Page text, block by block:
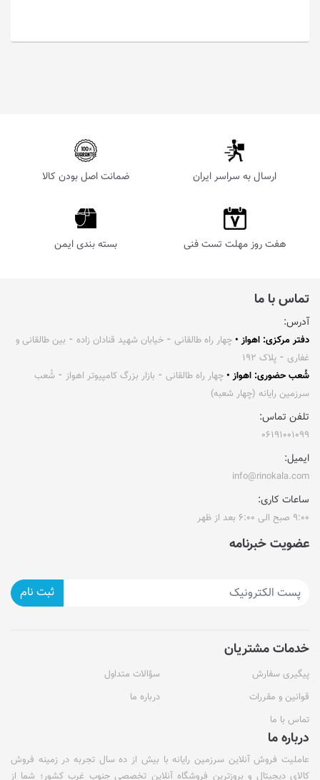
ارسال به سراسر ایران ضمانت اصل بودن کالا
هفت روز مهلت تست فنی بسته بندی ایمن
تماس با ما
آدرس:
دفتر مرکزی: اهواز • چهار راه طالقانی ⁃ خیابان شهید قنادان زاده ⁃ بین طالقانی و
غفاری ⁃ پلاک ۱۹۲
شُعب حضوری: اهواز • چهار راه طالقانی ⁃ بازار بزرگ کامپیوتر اهواز ⁃ شُعب
سرزمین رایانه (چهار شعبه)
تلفن تماس:
۰۶۱۹۱۰۰۱۰۹۹
ایمیل:
info@rinokala.com
ساعات کاری:
۹:۰۰ صبح الی ۶:۰۰ بعد از ظهر
عضویت خبرنامه
ثبت نام
خدمات مشتریان
پیگیری سفارش
سؤالات متداول
قوانین و مقررات
درباره ما
تماس با ما
درباره ما
عاملیت فروش آنلاین سرزمین رایانه با بیش از ده سال تجربه در زمینه فروش
کالای دیجیتال و بروزترین فروشگاه آنلاین تخصصی جنوب غرب کشور؛ شما از